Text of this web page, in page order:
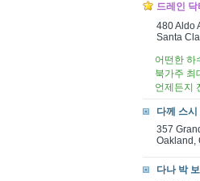
드레인
480 Aldo
Santa
어떤한 하
북가주 최
언제든지
다께 스
357
Oakland,
다나 박